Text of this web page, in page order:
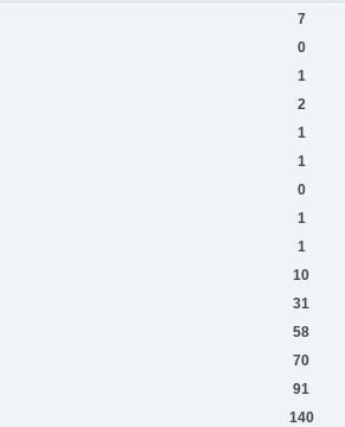
7
0
1
2
1
1
0
1
1
10
31
58
70
91
140